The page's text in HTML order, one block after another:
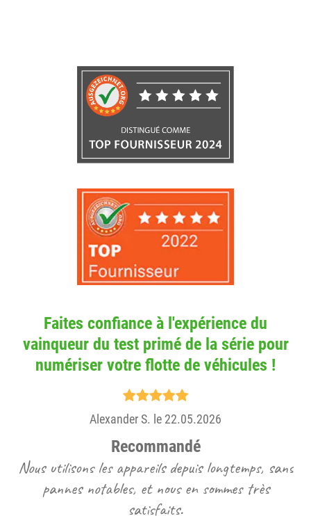
Faites confiance à l'expérience du
vainqueur du test primé de la série pour
numériser votre flotte de véhicules !
Alexander S. le 22.05.2026
Recommandé
Nous utilisons les appareils depuis longtemps, sans
pannes notables, et nous en sommes très
satisfaits.